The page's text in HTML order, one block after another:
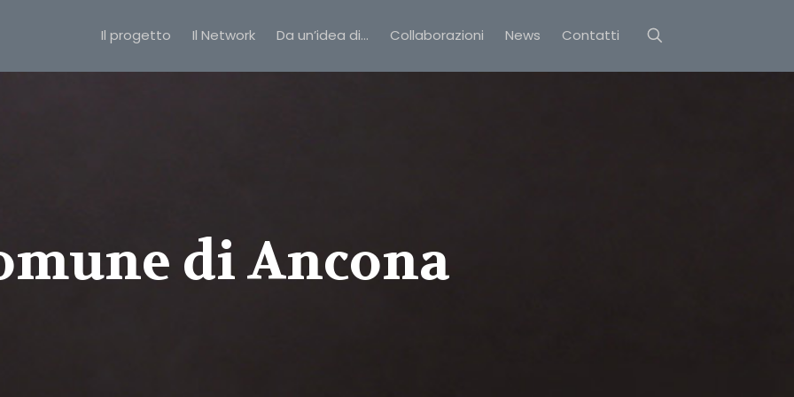
Il progetto Il Network Da un’idea di… Collaborazioni News Contatti
di Ancona